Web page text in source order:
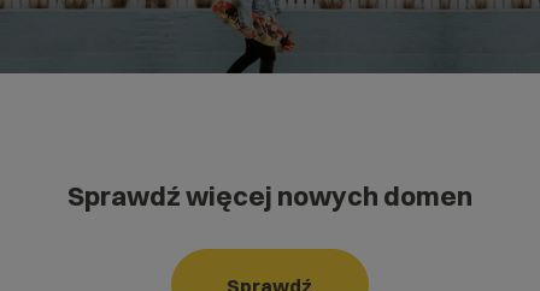
Sprawdź więcej nowych domen